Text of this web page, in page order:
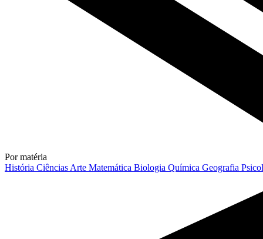
Por matéria
História Ciências Arte Matemática Biologia Química Geografia